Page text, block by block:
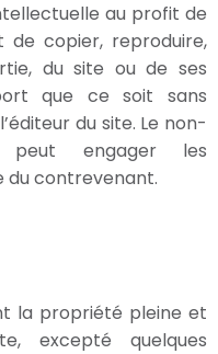
au profit de
de copier, reproduire,
du site ou de ses
que ce soit sans
du site. Le non-
engager les
du contrevenant.
la propriété pleine et
excepté quelques